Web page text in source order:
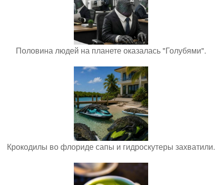
Половина людей на планете оказалась "Голубями".
Крокодилы во флориде сапы и гидроскутеры захватили.